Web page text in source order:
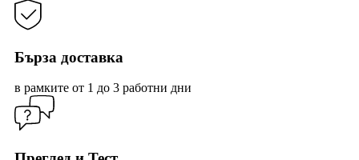
Бърза доставка
в рамките от 1 до 3 работни дни